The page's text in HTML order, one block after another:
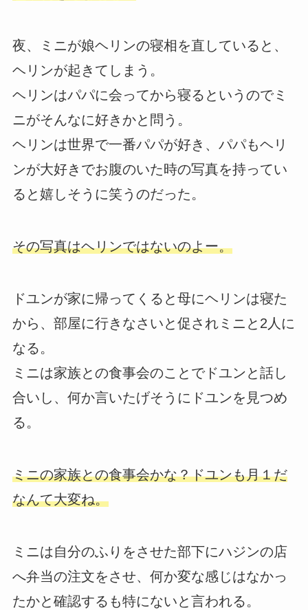
夜、ミニが娘ヘリンの寝相を直していると、
ヘリンが起きてしまう。
ヘリンはパパに会ってから寝るというのでミ
ニがそんなに好きかと問う。
ヘリンは世界で一番パパが好き、パパもヘリ
ンが大好きでお腹のいた時の写真を持ってい
ると嬉しそうに笑うのだった。
その写真はヘリンではないのよー。
ドユンが家に帰ってくると母にヘリンは寝た
から、部屋に行きなさいと促されミニと2人に
なる。
ミニは家族との食事会のことでドユンと話し
合いし、何か言いたげそうにドユンを見つめ
る。
ミニの家族との食事会かな？ドユンも月１だ
なんて大変ね。
ミニは自分のふりをさせた部下にハジンの店
へ弁当の注文をさせ、何か変な感じはなかっ
たかと確認するも特にないと言われる。